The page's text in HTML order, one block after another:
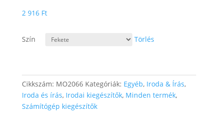
2 916 Ft
Szín Törlés
Cikkszám: MO2066 Kategóriák: Egyéb, Iroda & Írás,
Iroda és írás, Irodai kiegészítők, Minden termék,
Számítógép kiegészítők